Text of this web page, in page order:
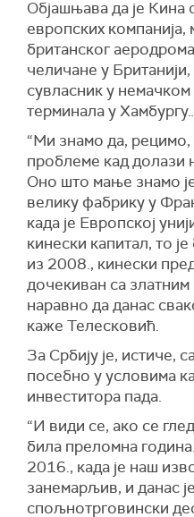
Објашњава да је Кина
европских компанија,
британског
челичане у
сувласник у
терминала у
“Ми знамо да,
проблеме кад долази
Оно што мање знамо
велику фабрику у
када је Европској
кинески капитал, то
из 2008., кинески
дочекиван са златним
наравно да данас
каже Телесковић.
За Србију је, истиче,
посебно у условима
инвеститора пада.
“И види се, ако се
била преломна
2016., када је наш
занемарљив, и данас
спољнотрговински